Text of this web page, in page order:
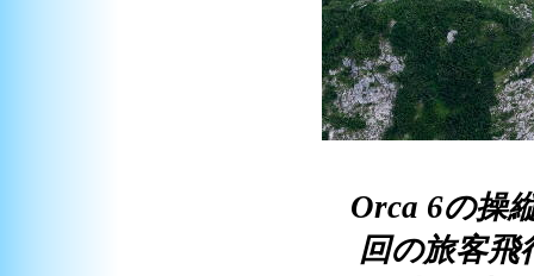
Orca 6の操
回の旅客飛